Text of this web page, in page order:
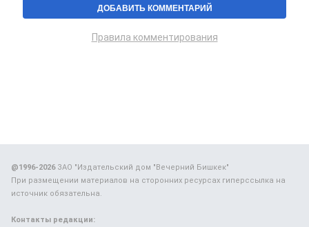
Правила комментирования
@1996-2026ЗАО "Издательский дом "Вечерний Бишкек"
При размещении материалов на сторонних ресурсах гиперссылка на
источник обязательна.
Контакты редакции: